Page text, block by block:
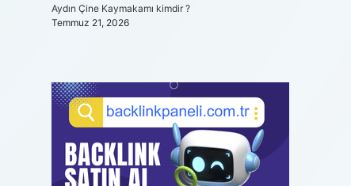
Aydın Çine Kaymakamı kimdir ?
Temmuz 21, 2026